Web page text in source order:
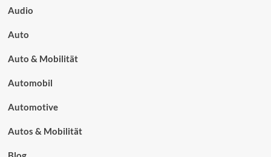
Audio
Auto
Auto & Mobilität
Automobil
Automotive
Autos & Mobilität